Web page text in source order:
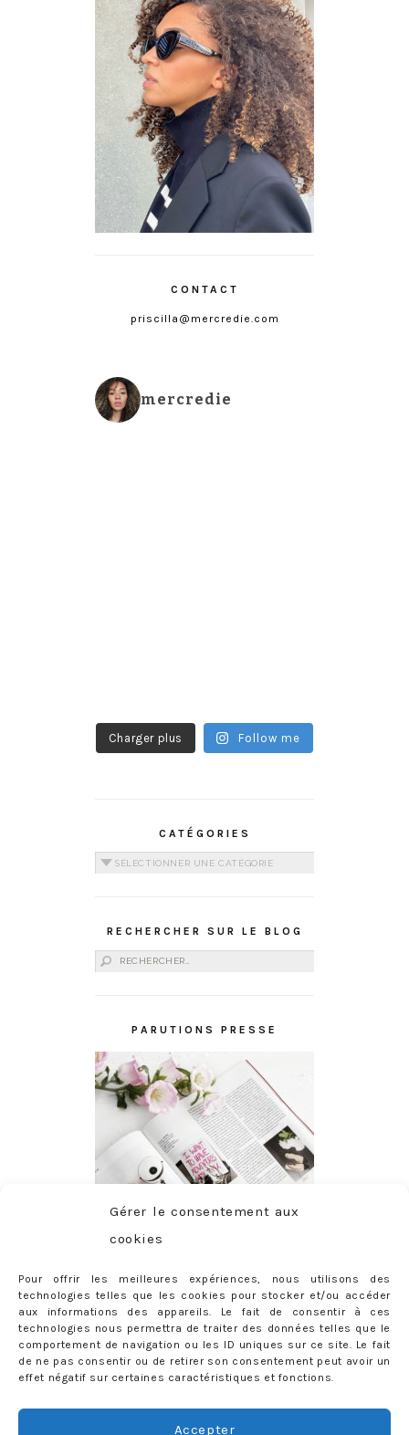
Gérer le consentement aux
cookies
Pour offrir les meilleures expériences, nous utilisons des
technologies telles que les cookies pour stocker et/ou accéder
aux informations des appareils. Le fait de consentir à ces
technologies nous permettra de traiter des données telles que le
comportement de navigation ou les ID uniques sur ce site. Le fait
de ne pas consentir ou de retirer son consentement peut avoir un
effet négatif sur certaines caractéristiques et fonctions.
Accepter
CONTACT
priscilla@mercredie.com
mercredie
Charger plus Follow me
CATÉGORIES
Catégories
RECHERCHER SUR LE BLOG
Rechercher :
PARUTIONS PRESSE
ABONNEMENT
Adresse